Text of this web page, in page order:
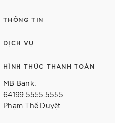
THÔNG TIN
DỊCH VỤ
HÌNH THỨC THANH TOÁN
MB Bank:
64199.5555.5555
Phạm Thế Duyệt